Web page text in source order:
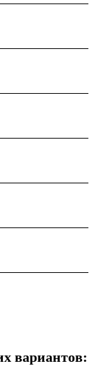
вариантов: